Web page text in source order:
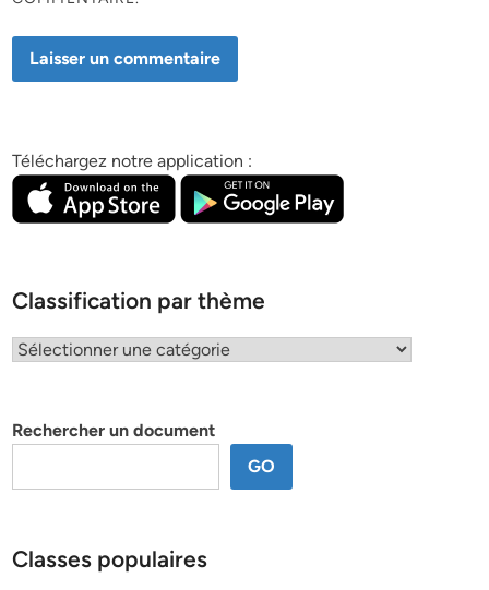
Téléchargez notre application :
Classification par thème
Classification
Rechercher un document
GO
Classes populaires